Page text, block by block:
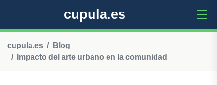
cupula.es
cupula.es
Blog
Impacto del arte urbano en la comunidad